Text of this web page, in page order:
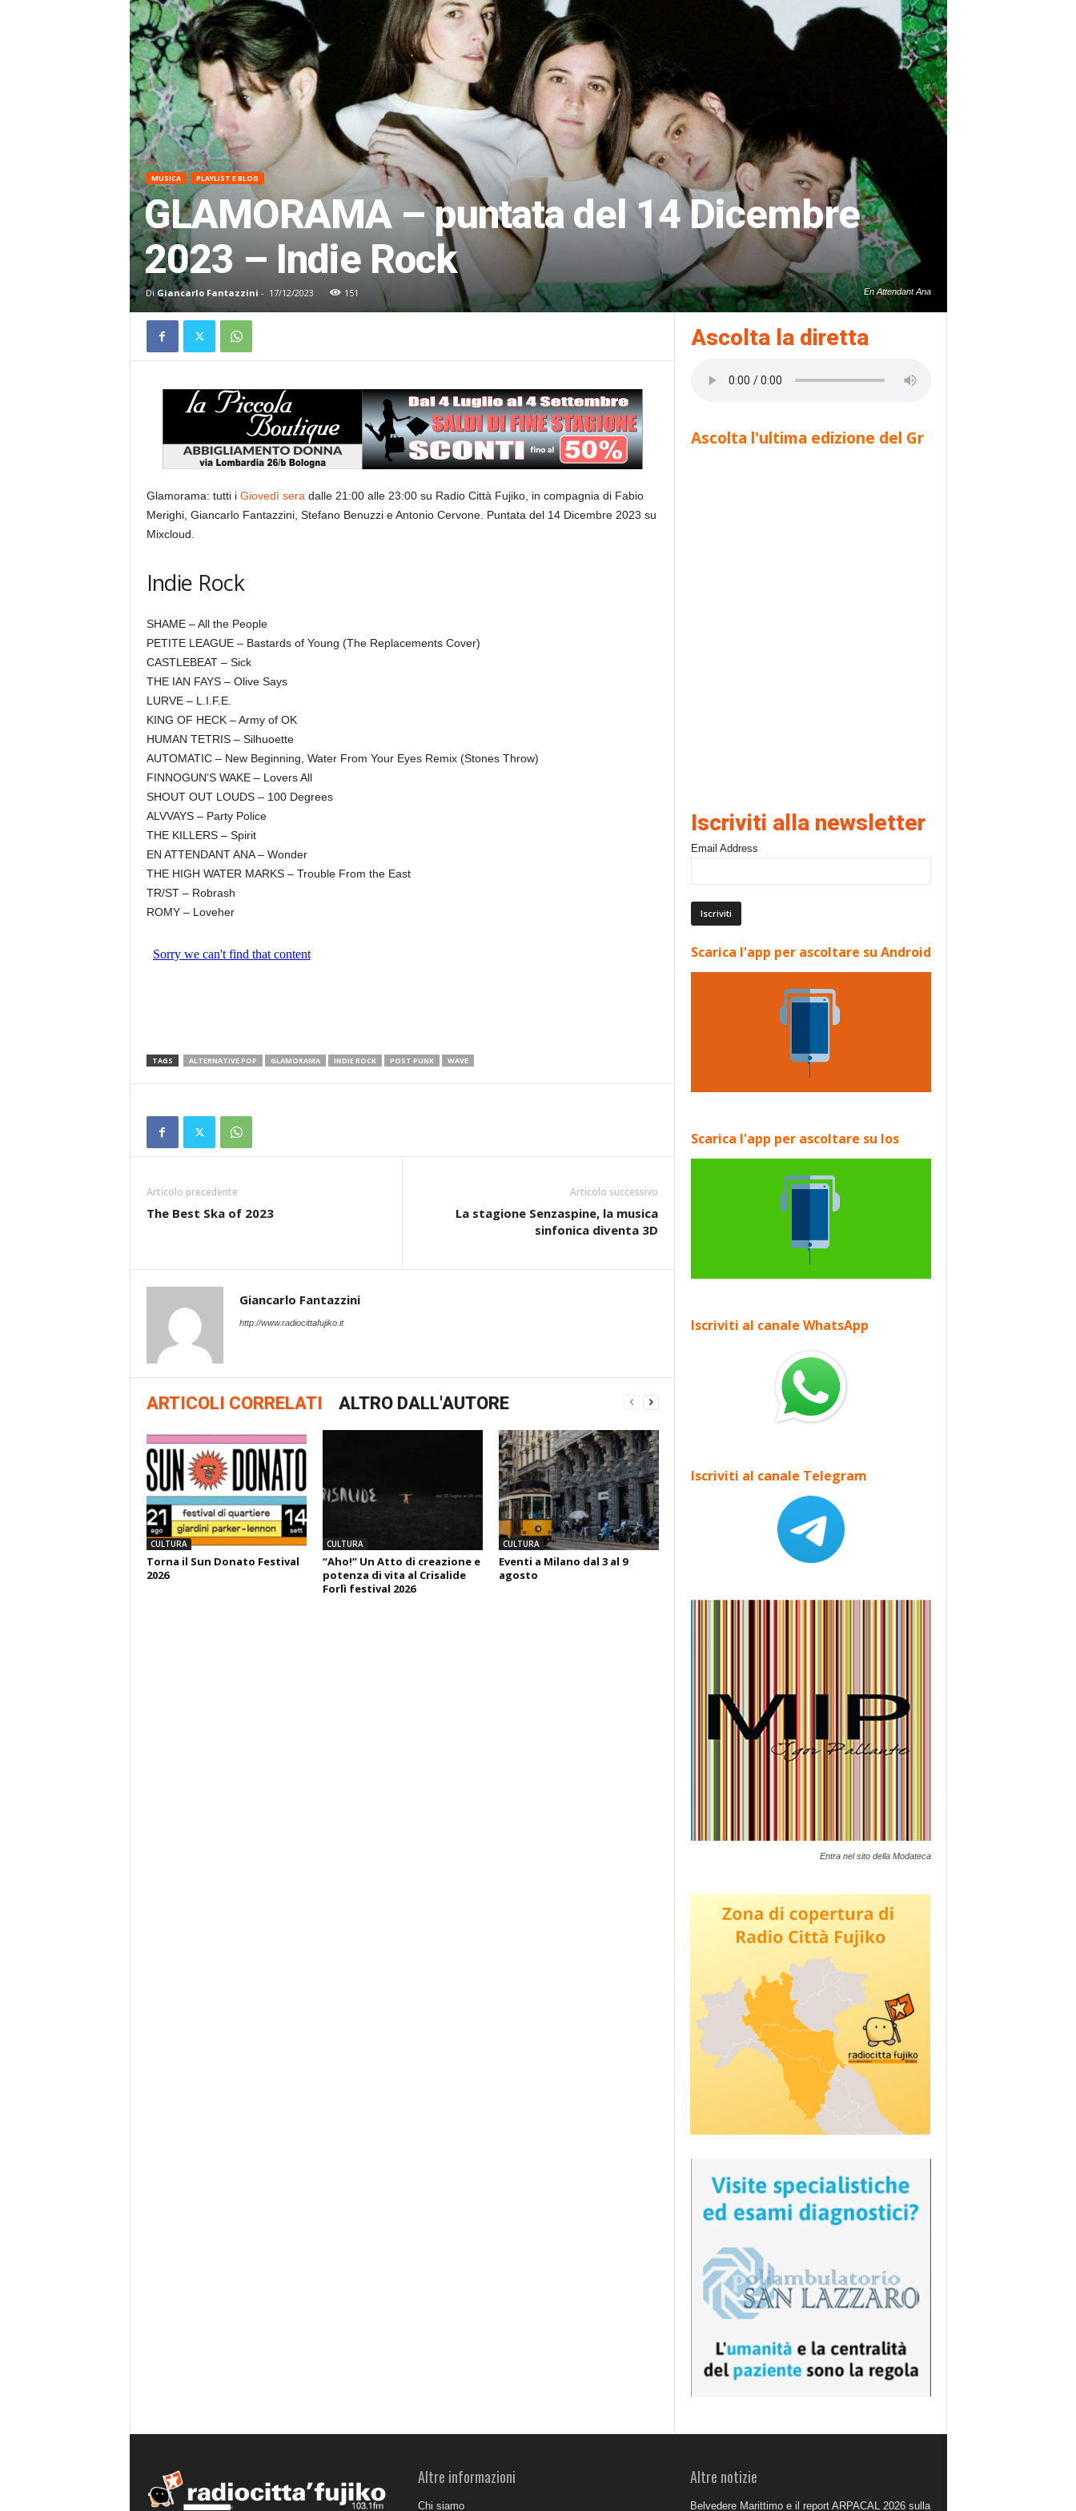
En Attendant Ana
MUSICA PLAYLIST E BLOG
GLAMORAMA – puntata del 14 Dicembre
2023 – Indie Rock
Di Giancarlo Fantazzini - 17/12/2023 151
Glamorama: tutti i Giovedì sera dalle 21:00 alle 23:00 su Radio Città Fujiko, in compagnia di Fabio
Merighi, Giancarlo Fantazzini, Stefano Benuzzi e Antonio Cervone. Puntata del 14 Dicembre 2023 su
Mixcloud.
Indie Rock
SHAME – All the People
PETITE LEAGUE – Bastards of Young (The Replacements Cover)
CASTLEBEAT – Sick
THE IAN FAYS – Olive Says
LURVE – L.I.F.E.
KING OF HECK – Army of OK
HUMAN TETRIS – Silhuoette
AUTOMATIC – New Beginning, Water From Your Eyes Remix (Stones Throw)
FINNOGUN’S WAKE – Lovers All
SHOUT OUT LOUDS – 100 Degrees
ALVVAYS – Party Police
THE KILLERS – Spirit
EN ATTENDANT ANA – Wonder
THE HIGH WATER MARKS – Trouble From the East
TR/ST – Robrash
ROMY – Loveher
TAGS ALTERNATIVE POP GLAMORAMA INDIE ROCK POST PUNK WAVE
Articolo precedente
The Best Ska of 2023
Articolo successivo
La stagione Senzaspine, la musica
sinfonica diventa 3D
Giancarlo Fantazzini
http://www.radiocittafujiko.it
ARTICOLI CORRELATI ALTRO DALL'AUTORE
CULTURA
Torna il Sun Donato Festival
2026
CULTURA
“Aho!” Un Atto di creazione e
potenza di vita al Crisalide
Forlì festival 2026
CULTURA
Eventi a Milano dal 3 al 9
agosto
Ascolta la diretta
Ascolta l'ultima edizione del Gr
Iscriviti alla newsletter
Email Address
Scarica l'app per ascoltare su Android
Scarica l'app per ascoltare su Ios
Iscriviti al canale WhatsApp
Iscriviti al canale Telegram
Entra nel sito della Modateca
Altre informazioni
Chi siamo
Altre notizie
Belvedere Marittimo e il report ARPACAL 2026 sulla